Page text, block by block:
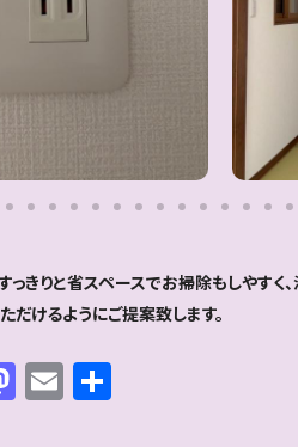
きりと省スペースでお掃除もしやすく
けるようにご提案致します。
Mastodon
Email